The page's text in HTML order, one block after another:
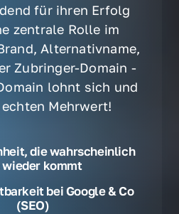
für ihren Erfolg
zentrale Rolle im
Alternativname,
Zubringer-Domain -
lohnt sich und
Mehrwert!
die wahrscheinlich
wieder kommt
bei Google & Co
(SEO)